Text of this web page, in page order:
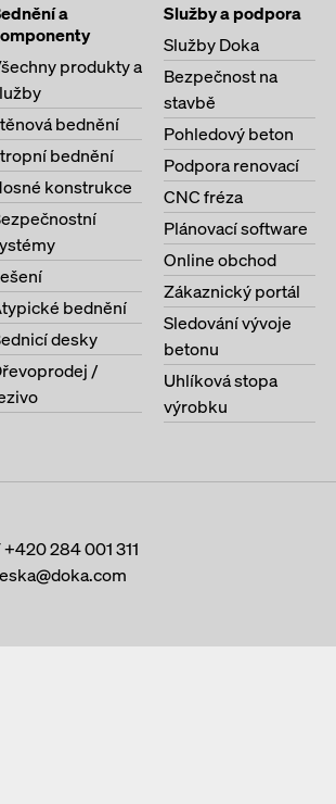
a
produkty a
bednění
bednění
konstrukce
bednění
desky
/
Služby a podpora
Služby Doka
Bezpečnost na
stavbě
Pohledový beton
Podpora renovací
CNC fréza
Plánovací software
Online obchod
Zákaznický portál
Sledování vývoje
betonu
Uhlíková stopa
výrobku
+420 284 001 311